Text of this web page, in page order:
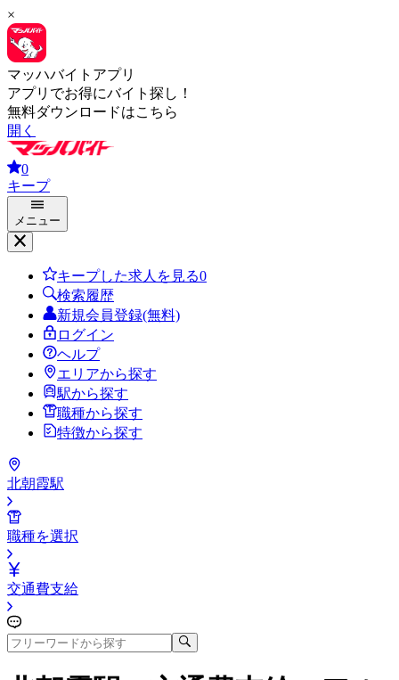
×
マッハバイトアプリ
アプリでお得にバイト探し！
無料ダウンロードはこちら
開く
0
キープ
メニュー
キープした求人を見る0
検索履歴
新規会員登録(無料)
ログイン
ヘルプ
エリアから探す
駅から探す
職種から探す
特徴から探す
北朝霞駅
職種を選択
交通費支給